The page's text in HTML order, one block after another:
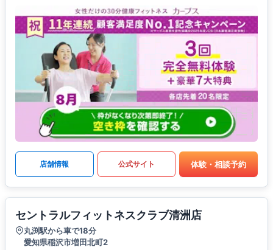
店舗情報 公式サイト 体験・相談予約
セントラルフィットネスクラブ清洲店
丸渕駅から車で18分
愛知県稲沢市増田北町2